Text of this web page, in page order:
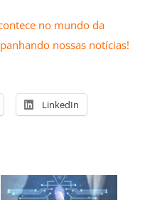
no mundo da
nossas notícias!
LinkedIn